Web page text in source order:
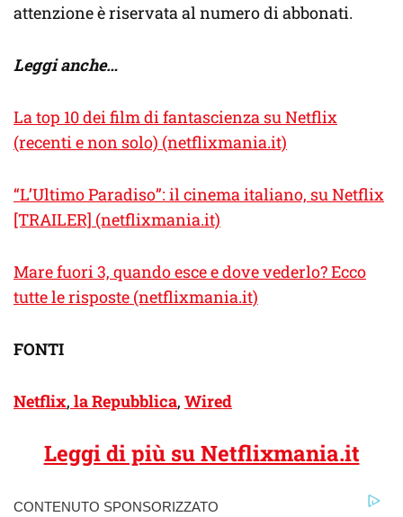
attenzione è riservata al numero di abbonati.
Leggi anche…
La top 10 dei film di fantascienza su Netflix
(recenti e non solo) (netflixmania.it)
“L’Ultimo Paradiso”: il cinema italiano, su Netflix
[TRAILER] (netflixmania.it)
Mare fuori 3, quando esce e dove vederlo? Ecco
tutte le risposte (netflixmania.it)
FONTI
Netflix, la Repubblica, Wired
Leggi di più su Netflixmania.it